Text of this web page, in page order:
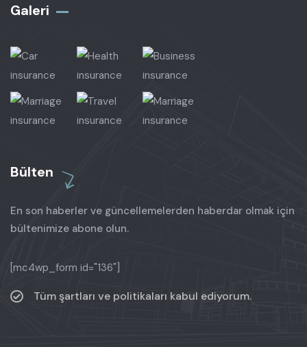
Galeri
Bülten
En son haberler ve güncellemelerden haberdar olmak için
bültenimize abone olun.
[mc4wp_form id="136"]
Tüm şartları ve politikaları kabul ediyorum.